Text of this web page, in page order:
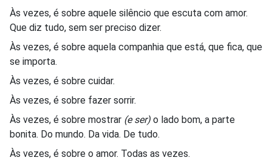
Às vezes, é sobre aquele silêncio que escuta com amor.
Que diz tudo, sem ser preciso dizer.
Às vezes, é sobre aquela companhia que está, que fica, que
se importa.
Às vezes, é sobre cuidar.
Às vezes, é sobre fazer sorrir.
Às vezes, é sobre mostrar (e ser) o lado bom, a parte
bonita. Do mundo. Da vida. De tudo.
Às vezes, é sobre o amor. Todas as vezes.